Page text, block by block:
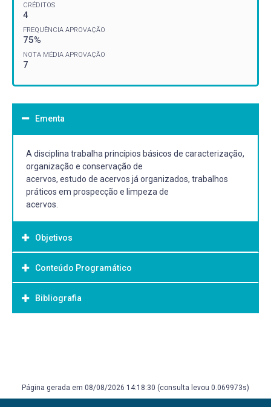
CRÉDITOS
4
FREQUÊNCIA APROVAÇÃO
75%
NOTA MÉDIA APROVAÇÃO
7
Ementa
A disciplina trabalha princípios básicos de caracterização,
organização e conservação de
acervos, estudo de acervos já organizados, trabalhos
práticos em prospecção e limpeza de
acervos.
Objetivos
Objetivo Geral:
- Discutir o que constitui documento histórico
- Introduzir o tema da conservação de acervos e seus
Conteúdo Programático
Bibliografia
Getulio Vargas, 2004. PINSKY, Carla. Fontes Históricas. São
Página gerada em 08/08/2026 14:18:30 (consulta levou 0.069973s)